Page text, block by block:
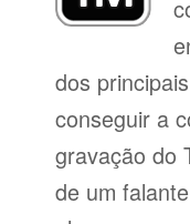
dos
conseguir a
gravação do
de um